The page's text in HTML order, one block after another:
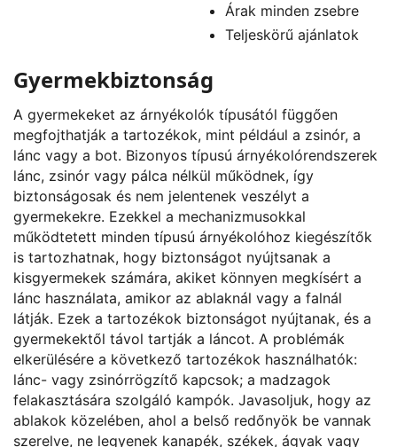
Árak minden zsebre
Teljeskörű ajánlatok
Gyermekbiztonság
A gyermekeket az árnyékolók típusától függően
megfojthatják a tartozékok, mint például a zsinór, a
lánc vagy a bot. Bizonyos típusú árnyékolórendszerek
lánc, zsinór vagy pálca nélkül működnek, így
biztonságosak és nem jelentenek veszélyt a
gyermekekre. Ezekkel a mechanizmusokkal
működtetett minden típusú árnyékolóhoz kiegészítők
is tartozhatnak, hogy biztonságot nyújtsanak a
kisgyermekek számára, akiket könnyen megkísért a
lánc használata, amikor az ablaknál vagy a falnál
látják. Ezek a tartozékok biztonságot nyújtanak, és a
gyermekektől távol tartják a láncot. A problémák
elkerülésére a következő tartozékok használhatók:
lánc- vagy zsinórrögzítő kapcsok; a madzagok
felakasztására szolgáló kampók. Javasoljuk, hogy az
ablakok közelében, ahol a belső redőnyök be vannak
szerelve, ne legyenek kanapék, székek, ágyak vagy